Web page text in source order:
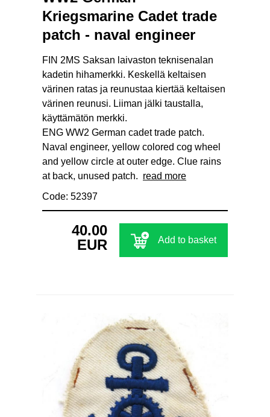
Kriegsmarine Cadet trade
patch - naval engineer
FIN 2MS Saksan laivaston teknisenalan
kadetin hihamerkki. Keskellä keltaisen
värinen ratas ja reunustaa kiertää keltaisen
värinen reunusi. Liiman jälki taustalla,
käyttämätön merkki.
ENG WW2 German cadet trade patch.
Naval engineer, yellow colored cog wheel
and yellow circle at outer edge. Clue rains
at back, unused patch. read more
Code: 52397
40.00
EUR
Add to basket